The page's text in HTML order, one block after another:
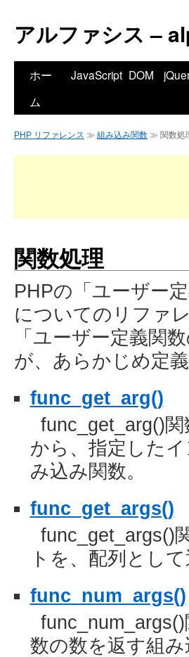
アルファシス –
ホー
ム
JavaScript DOM
PHP リファレンス ≫ 組み込み関数 ≫ 関数処
関数処理
PHPの「ユーザー
についてのリファレ
「ユーザー定義関
が、あらかじめ定
func_get_arg()
func_get_arg()
から、指定した
み込み関数。
func_get_args()
func_get_args()
トを、配列とし
func_num_args()
数の数を返す組み